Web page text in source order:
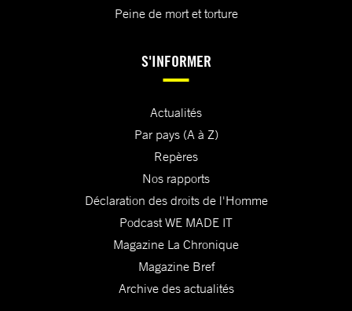
Peine de mort et torture
S'INFORMER
Actualités
Par pays (A à Z)
Repères
Nos rapports
Déclaration des droits de l'Homme
Podcast WE MADE IT
Magazine La Chronique
Magazine Bref
Archive des actualités